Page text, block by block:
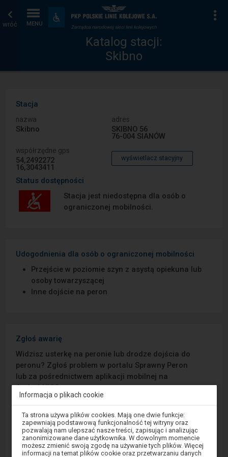
wróć MENU
Dostępność
i
udogodnienia
Katalog
stacji
Strona
główna
Katalog stacji:
Skibno
Stacja
nazwa
Skibno
adres
SKIBNO 56
76-004 SIANÓW
współrzędne gps
54,2492272
16,3043411
wyświetlacz stacyjny
Status dostępności
Stacja jest niedostępna dla osób o
ograniczonej mobilności.
Udogodnienia dla osób o ograniczonej mobilności
Przejście w poziomie szyn z asystą opiekuna lub
osoby towarzyszącej
Inne dojście na peron
Zgłoś awarię
Widzisz usterkę na peronie lub drodze dojścia do
peronu? Zgłoś problem w portalu Sprawny Peron
lub za pośrednictwem aplikacji mobilnej na
Android/iOS.
Sprawny Peron
Google Play
Informacja o plikach cookie
Uwaga,
znajdujesz
się
oknie
modalnym.
Ta strona używa plików cookies. Mają one dwie funkcje:
zapewniają podstawową funkcjonalność tej witryny oraz
pozwalają nam ulepszać nasze treści, zapisując i analizując
zanonimizowane dane użytkownika. W dowolnym momencie
możesz zmienić swoją zgodę na używanie tych plików. Więcej
informacji na temat plików cookie oraz przetwarzaniu danych